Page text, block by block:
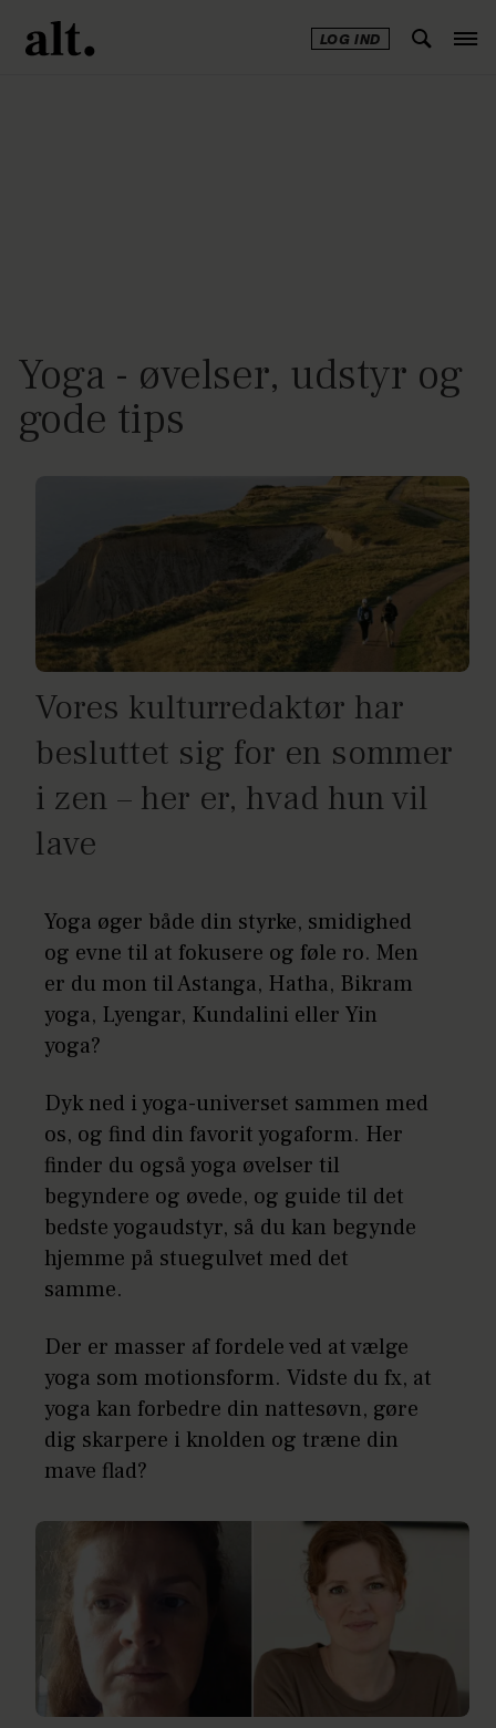
LOG IND
Yoga - øvelser, udstyr og
gode tips
Vores kulturredaktør har
besluttet sig for en sommer
i zen – her er, hvad hun vil
lave
Yoga øger både din styrke, smidighed
og evne til at fokusere og føle ro. Men
er du mon til Astanga, Hatha, Bikram
yoga, Lyengar, Kundalini eller Yin
yoga?
Dyk ned i yoga-universet sammen med
os, og find din favorit yogaform. Her
finder du også yoga øvelser til
begyndere og øvede, og guide til det
bedste yogaudstyr, så du kan begynde
hjemme på stuegulvet med det
samme.
Der er masser af fordele ved at vælge
yoga som motionsform. Vidste du fx, at
yoga kan forbedre din nattesøvn, gøre
dig skarpere i knolden og træne din
mave flad?